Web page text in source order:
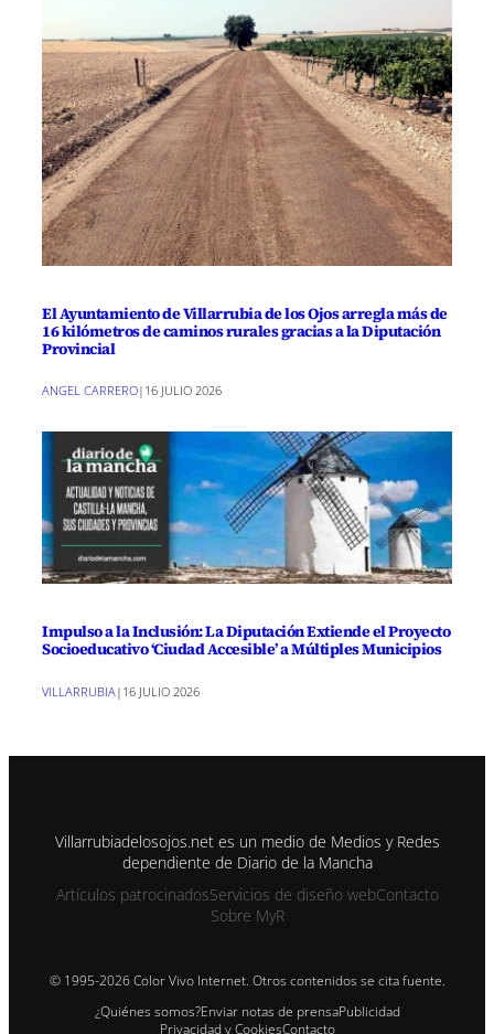
El Ayuntamiento de Villarrubia de los Ojos arregla más de
16 kilómetros de caminos rurales gracias a la Diputación
Provincial
ANGEL CARRERO| 16 JULIO 2026
Impulso a la Inclusión: La Diputación Extiende el Proyecto
Socioeducativo ‘Ciudad Accesible’ a Múltiples Municipios
VILLARRUBIA | 16 JULIO 2026
Villarrubiadelosojos.net es un medio de Medios y Redes
dependiente de Diario de la Mancha
Artículos patrocinadosServicios de diseño webContacto
Sobre MyR
© 1995-2026 Color Vivo Internet. Otros contenidos se cita fuente.
¿Quiénes somos?Enviar notas de prensaPublicidad
Privacidad y CookiesContacto